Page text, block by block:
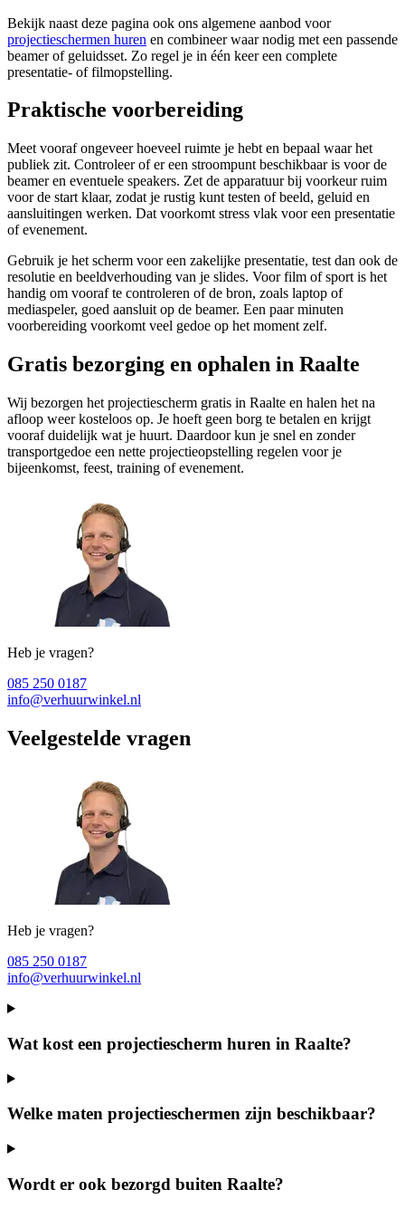
Bekijk naast deze pagina ook ons algemene aanbod voor
projectieschermen huren en combineer waar nodig met een passende
beamer of geluidsset. Zo regel je in één keer een complete
presentatie- of filmopstelling.
Praktische voorbereiding
Meet vooraf ongeveer hoeveel ruimte je hebt en bepaal waar het
publiek zit. Controleer of er een stroompunt beschikbaar is voor de
beamer en eventuele speakers. Zet de apparatuur bij voorkeur ruim
voor de start klaar, zodat je rustig kunt testen of beeld, geluid en
aansluitingen werken. Dat voorkomt stress vlak voor een presentatie
of evenement.
Gebruik je het scherm voor een zakelijke presentatie, test dan ook de
resolutie en beeldverhouding van je slides. Voor film of sport is het
handig om vooraf te controleren of de bron, zoals laptop of
mediaspeler, goed aansluit op de beamer. Een paar minuten
voorbereiding voorkomt veel gedoe op het moment zelf.
Gratis bezorging en ophalen in Raalte
Wij bezorgen het projectiescherm gratis in Raalte en halen het na
afloop weer kosteloos op. Je hoeft geen borg te betalen en krijgt
vooraf duidelijk wat je huurt. Daardoor kun je snel en zonder
transportgedoe een nette projectieopstelling regelen voor je
bijeenkomst, feest, training of evenement.
Heb je vragen?
085 250 0187
info@verhuurwinkel.nl
Veelgestelde vragen
Heb je vragen?
085 250 0187
info@verhuurwinkel.nl
Wat kost een projectiescherm huren in Raalte?
Welke maten projectieschermen zijn beschikbaar?
Wordt er ook bezorgd buiten Raalte?